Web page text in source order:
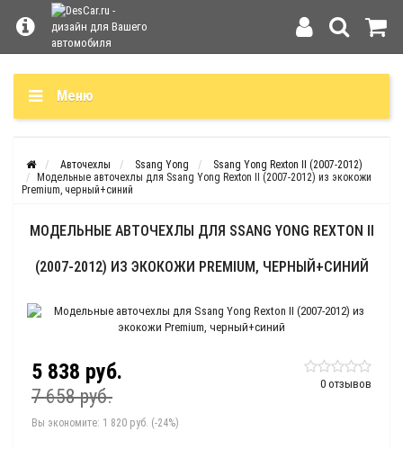
Меню
Авточехлы Ssang Yong
Ssang Yong Rexton II (2007-2012)
Модельные авточехлы для Ssang Yong Rexton II (2007-2012) из экокожи
Premium, черный+синий
МОДЕЛЬНЫЕ АВТОЧЕХЛЫ ДЛЯ SSANG YONG REXTON II
(2007-2012) ИЗ ЭКОКОЖИ PREMIUM, ЧЕРНЫЙ+СИНИЙ
0 отзывов
5 838 руб.
7 658 руб.
Вы экономите: 1 820 руб. (-24%)